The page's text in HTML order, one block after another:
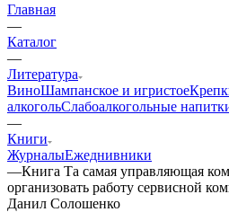
Главная
—
Каталог
—
Литература
ВиноШампанское и игристое
алкогольСлабоалкогольные
—
Книги
ЖурналыЕжеднивники
—Книга Та самая управляющая
организовать работу сервисной
Данил Солошенко